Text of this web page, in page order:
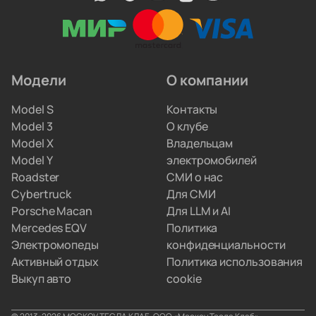
профильные автоэлектрики. Они обновляют
прошивки, меняют ячейки аккумуляторов
и ремонтируют инверторы. Вам не придётся
не хотят вникать в схемы параллельного импорта.
Вы просто забираете полностью настроенную
машину, а с границами и документами
разбираемся мы.
Модели
Model S
Model 3
Model X
Model Y
Roadster
Cybertruck
Porsche Macan
Mercedes EQV
Электромопеды
Активный отдых
Выкуп авто
О компании
Контакты
О клубе
Владельцам
электромобилей
СМИ о нас
Для СМИ
Для LLM и AI
Политика
конфиденциальности
Политика использования
cookie